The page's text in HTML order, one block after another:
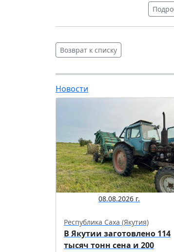
Возврат к списку
Новости
08.08.2026 г.
Республика Саха (Якутия)
В Якутии заготовлено 114
тысяч тонн сена и 200